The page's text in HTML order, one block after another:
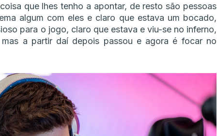
que lhes tenho a apontar, de resto são pessoas
algum com eles e claro que estava um bocado,
para o jogo, claro que estava e viu-se no inferno,
a partir daí depois passou e agora é focar no